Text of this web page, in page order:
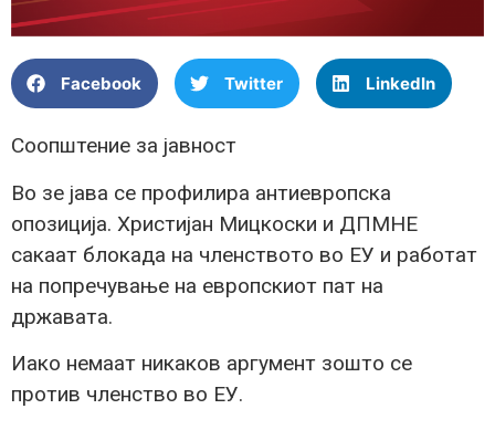
Facebook Twitter LinkedIn
Соопштение за јавност
Во зе јава се профилира антиевропска
опозиција. Христијан Мицкоски и ДПМНЕ
сакаат блокада на членството во ЕУ и работат
на попречување на европскиот пат на
државата.
Иако немаат никаков аргумент зошто се
против членство во ЕУ.